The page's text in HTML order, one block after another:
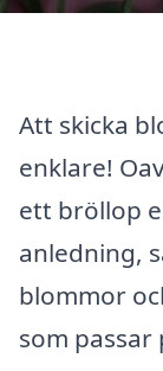
Att skicka
enklare!
ett bröllop
anledning,
blommor
som